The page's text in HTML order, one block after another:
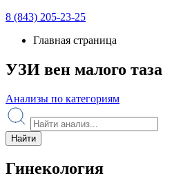
8 (843) 205-23-25
Главная страница
УЗИ вен малого таза
Анализы по категориям
Найти
Гинекология